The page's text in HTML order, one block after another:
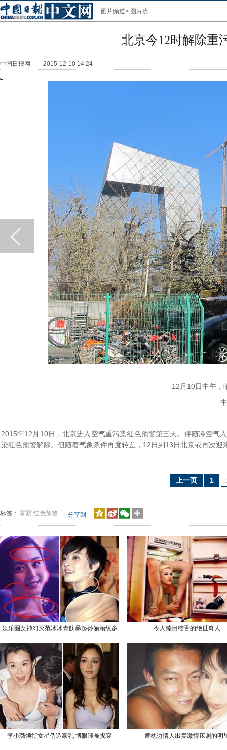
图片频道> 图片流
北京今12时解除重
中国日报网 2015-12-10 14:24
12月10日中午，
2015年12月10日，北京进入空气重污染红色预警第三天。伴随冷空气
染红色预警解除。但随着气象条件再度转差，12日到13日北京或再次迎
上一页 1
标签： 雾霾 红色预警 分享到
娱乐圈女神幻灭范冰冰青筋暴起孙俪颈纹多
李小璐领衔女星伪造豪乳 博眼球被揭穿
令人瞠目结舌的绝世奇人
遭枕边情人出卖激情床照的明